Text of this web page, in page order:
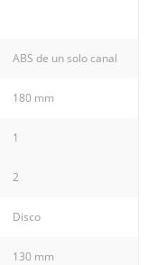
ABS de un solo canal
180 mm
1
2
Disco
130 mm